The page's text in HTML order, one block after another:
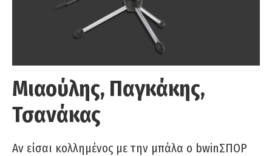
Μιαούλης, Παγκάκης,
Τσανάκας
Αν είσαι κολλημένος με την μπάλα ο bwinΣΠΟΡ